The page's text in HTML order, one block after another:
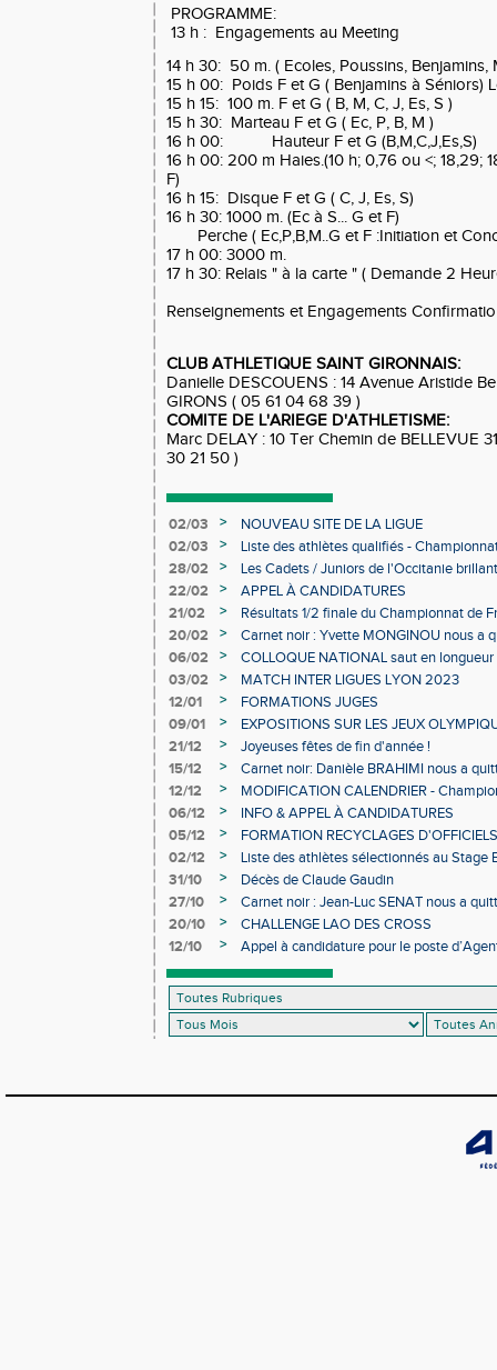
PROGRAMME:
13 h : Engagements au Meeting
14 h 30: 50 m. ( Ecoles, Poussins,
15 h 00: Poids F et G ( Benjamins à Séniors)
15 h 15: 100 m. F et G ( B, M, C, J, Es, S )
15 h 30: Marteau F et G ( Ec, P, B, M )
16 h 00: Hauteur F et G (B,M,C,J,Es,S)
16 h 00: 200 m Haies.(10 h; 0,76 ou <; 18,29;
F)
16 h 15: Disque F et G ( C, J, Es, S)
16 h 30: 1000 m. (Ec à S... G et F)
Perche ( Ec,P,B,M..G et F :Initiation et
17 h 00: 3000 m.
17 h 30: Relais " à la carte " ( Demande 2
Renseignements et Engagements
CLUB ATHLETIQUE SAINT GIRONNAIS:
Danielle DESCOUENS : 14 Avenue Aristide
GIRONS ( 05 61 04 68 39 )
COMITE DE L'ARIEGE D'ATHLETISME:
Marc DELAY : 10 Ter Chemin de BELLEVUE
30 21 50 )
02/03 >
NOUVEAU SITE DE LA LIGUE
02/03
>
Liste des athlètes qualifiés -
Individuels en salle
28/02 >
Les Cadets / Juniors de l'Occitanie
22/02
>
APPEL À CANDIDATURES
21/02
>
Résultats 1/2 finale du Championnat de
20/02
>
Carnet noir : Yvette MONGINOU nous a
06/02
>
COLLOQUE NATIONAL saut en
03/02
>
MATCH INTER LIGUES LYON 2023
12/01
>
FORMATIONS JUGES
09/01
>
EXPOSITIONS SUR LES JEUX
21/12
>
Joyeuses fêtes de fin d'année !
15/12
>
Carnet noir: Danièle BRAHIMI nous a
12/12
>
MODIFICATION CALENDRIER -
06/12
>
INFO & APPEL À CANDIDATURES
05/12
>
FORMATION RECYCLAGES D'OFFICIELS
02/12
>
Liste des athlètes sélectionnés au Stage
31/10
>
Décès de Claude Gaudin
27/10
>
Carnet noir : Jean-Luc SENAT nous a
20/10
>
CHALLENGE LAO DES CROSS
12/10
>
Appel à candidature pour le poste